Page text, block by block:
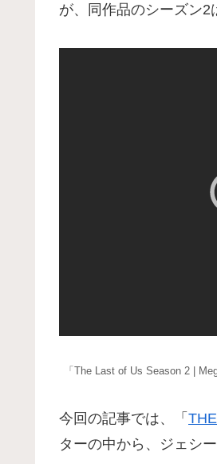
が、同作品のシーズン2
「The Last of Us Season 2 |
今回の記事では、「
ターの中から、ジェシ